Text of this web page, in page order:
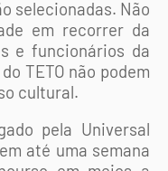
selecionadas. Não
em recorrer da
e funcionários da
TETO não podem
cultural.
pela Universal
até uma semana